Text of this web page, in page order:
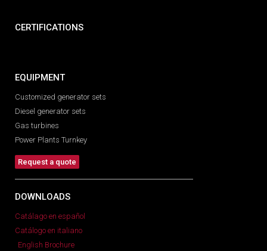
CERTIFICATIONS
EQUIPMENT
Customized generator sets
Diesel generator sets
Gas turbines
Power Plants Turnkey
Request a quote
DOWNLOADS
Catálago en español
Catálogo en italiano
English Brochure